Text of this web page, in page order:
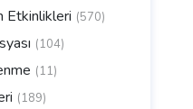
Etkinlikleri (570)
(104)
(11)
(189)